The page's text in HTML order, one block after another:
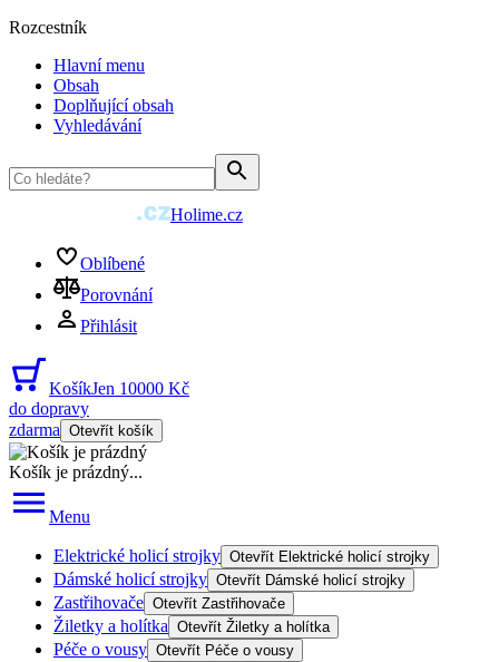
Rozcestník
Hlavní menu
Obsah
Doplňující obsah
Vyhledávání
Holime.cz
Oblíbené
Porovnání
Přihlásit
KošíkJen 10000 Kč
do dopravy
zdarma Otevřít košík
Košík je prázdný...
Menu
Elektrické holicí strojky Otevřít Elektrické holicí strojky
Dámské holicí strojky Otevřít Dámské holicí strojky
Zastřihovače Otevřít Zastřihovače
Žiletky a holítka Otevřít Žiletky a holítka
Péče o vousy Otevřít Péče o vousy